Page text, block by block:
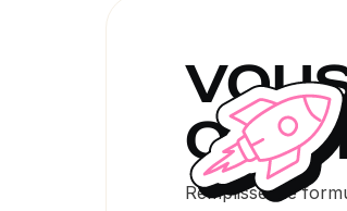
ON A
Remplissez le